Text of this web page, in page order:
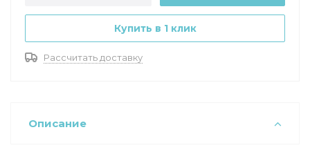
Купить в 1 клик
Рассчитать доставку
Описание